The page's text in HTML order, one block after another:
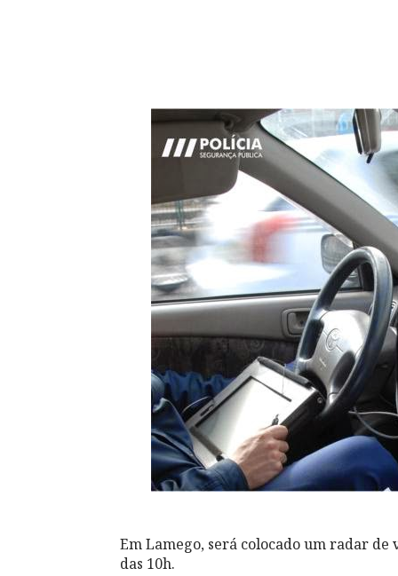
Em Lamego, será colocado um radar
das 10h.